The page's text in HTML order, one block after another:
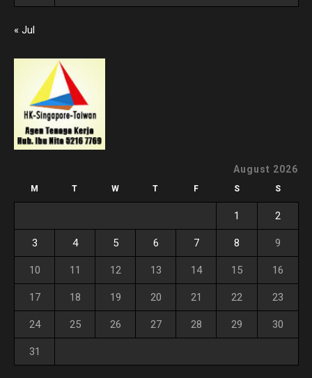
« Jul
August 2026
M T W T F S S
1 2
3 4 5 6 7 8 9
10 11 12 13 14 15 16
17 18 19 20 21 22 23
24 25 26 27 28 29 30
31